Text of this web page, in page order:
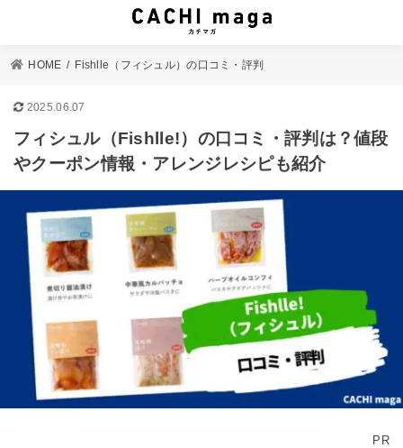
HOME Fishlle（フィシュル）の口コミ・評判
2025.06.07
フィシュル（Fishlle!）の口コミ・評判は？値段
やクーポン情報・アレンジレシピも紹介
PR